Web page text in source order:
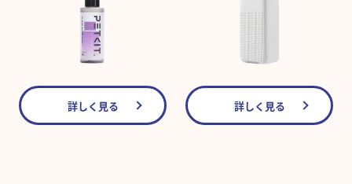
詳しく見る 詳しく見る